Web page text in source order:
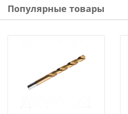
Популярные товары